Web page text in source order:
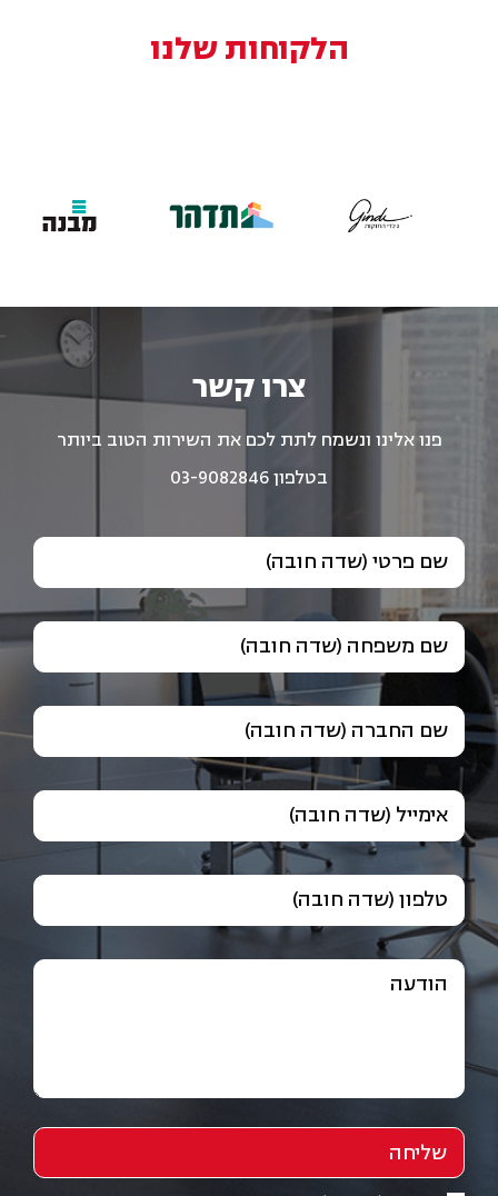
הלקוחות שלנו
צרו קשר
פנו אלינו ונשמח לתת לכם את השירות הטוב ביותר
בטלפון 03-9082846
שם פרטי (שדה חובה)
שם משפחה (שדה חובה)
שם החברה (שדה חובה)
אימייל (שדה חובה)
טלפון (שדה חובה)
הודעה